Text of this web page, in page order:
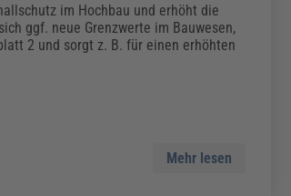
im Hochbau und erhöht die
ggf. neue Grenzwerte im Bauwesen,
2 und sorgt z. B. für einen erhöhten
Mehr lesen